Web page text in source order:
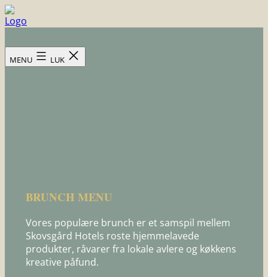
Fortsæt
til
Hotel
MENU LUK
BRUNCH MENU
Vores populære brunch er et samspil mellem
Skovsgård Hotels roste hjemmelavede
produkter, råvarer fra lokale avlere og køkkens
kreative påfund.